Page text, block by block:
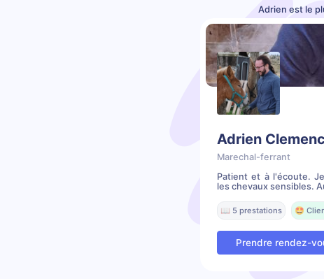
Adrien est le
Adrien
Marechal-ferrant
Patient et à l'écoute.
les chevaux sensibles.
📖 5 prestations 🤩
Prendre rendez-